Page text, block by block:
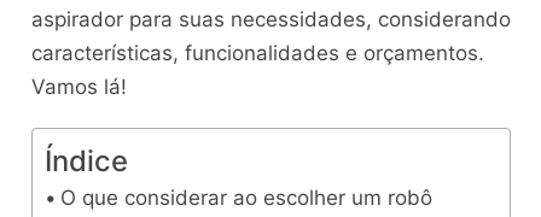
aspirador para suas necessidades, considerando
características, funcionalidades e orçamentos.
Vamos lá!
Índice
O que considerar ao escolher um robô